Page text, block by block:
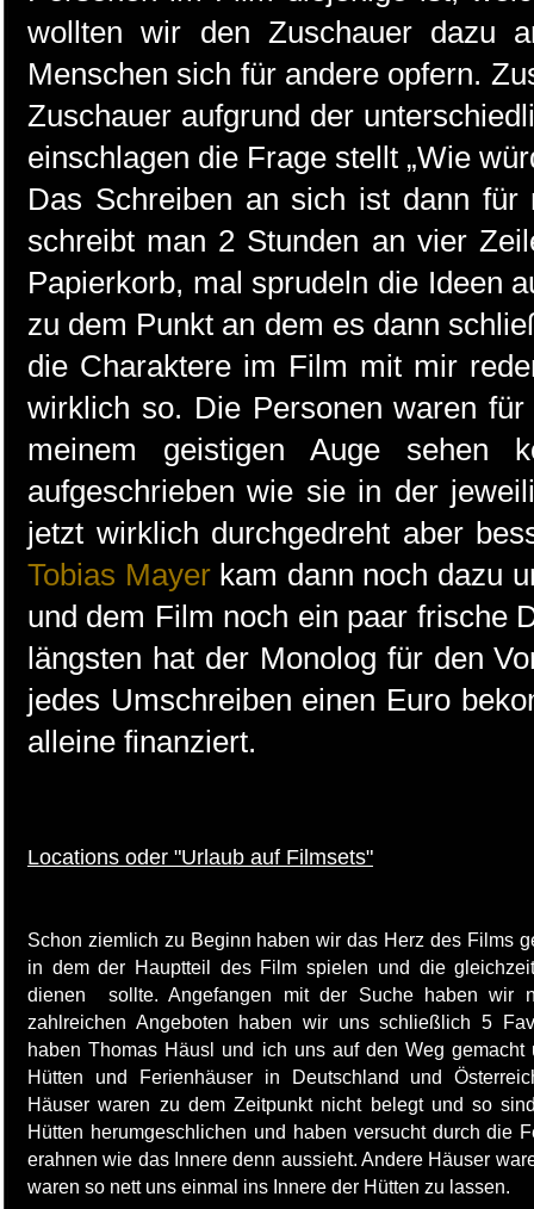
wollten wir den Zuschauer dazu
Menschen sich für andere opfern.
Zuschauer aufgrund der
einschlagen die Frage stellt „Wie
Das Schreiben an sich ist dann
schreibt man 2 Stunden an vier
Papierkorb, mal sprudeln die Ideen
zu dem Punkt an dem es dann
die Charaktere im Film mit mir
wirklich so. Die Personen waren
meinem geistigen Auge sehen
aufgeschrieben wie sie in der
jetzt wirklich durchgedreht aber
Tobias Mayerkam dann noch dazu
und dem Film noch ein paar frische
längsten hat der Monolog für den
jedes Umschreiben einen Euro
alleine finanziert.
Locations oder "Urlaub auf Filmsets"
Schon ziemlich zu Beginn haben wir das Herz des Films
in dem der Hauptteil des Film spielen und die
dienen sollte. Angefangen mit der Suche haben wir
zahlreichen Angeboten haben wir uns schließlich 5
haben Thomas Häusl und ich uns auf den Weg
Hütten und Ferienhäuser in Deutschland und
Häuser waren zu dem Zeitpunkt nicht belegt und so
Hütten herumgeschlichen und haben versucht durch die
erahnen wie das Innere denn aussieht. Andere Häuser
waren so nett uns einmal ins Innere der Hütten zu lassen.